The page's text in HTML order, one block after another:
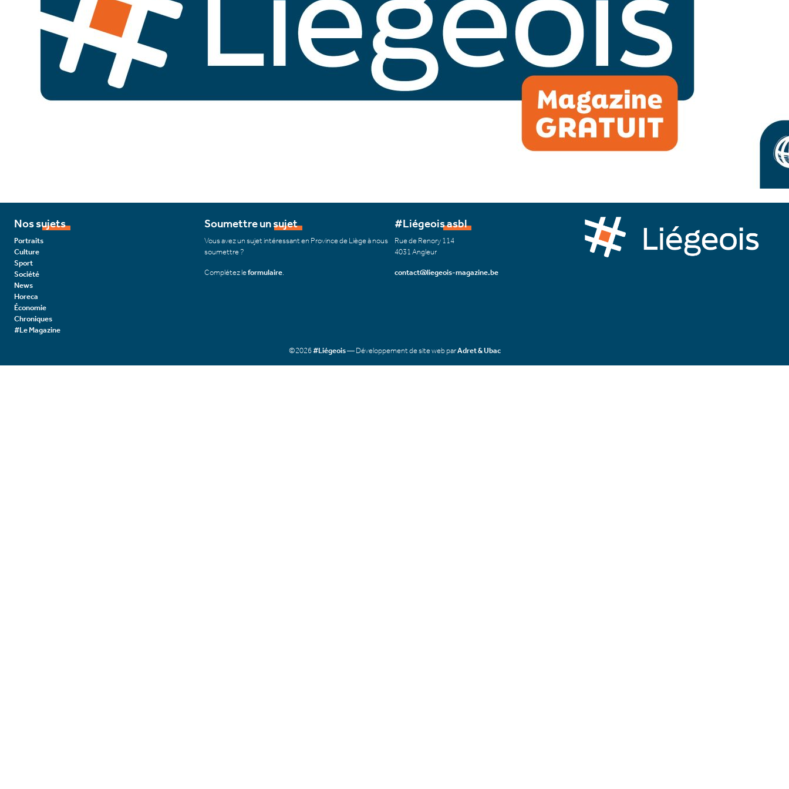
Nos sujets
Portraits
Culture
Sport
Société
News
Horeca
Économie
Chroniques
#Le Magazine
Soumettre un sujet
Vous avez un sujet intéressant en Province de Liège à nous
soumettre ?
Complétez leformulaire
#Liégeois asbl
Rue de Renory 114
4031 Angleur
contact@liegeois-magazine.be
©2026#Liégeois— Développement de site web parAdret & Ubac